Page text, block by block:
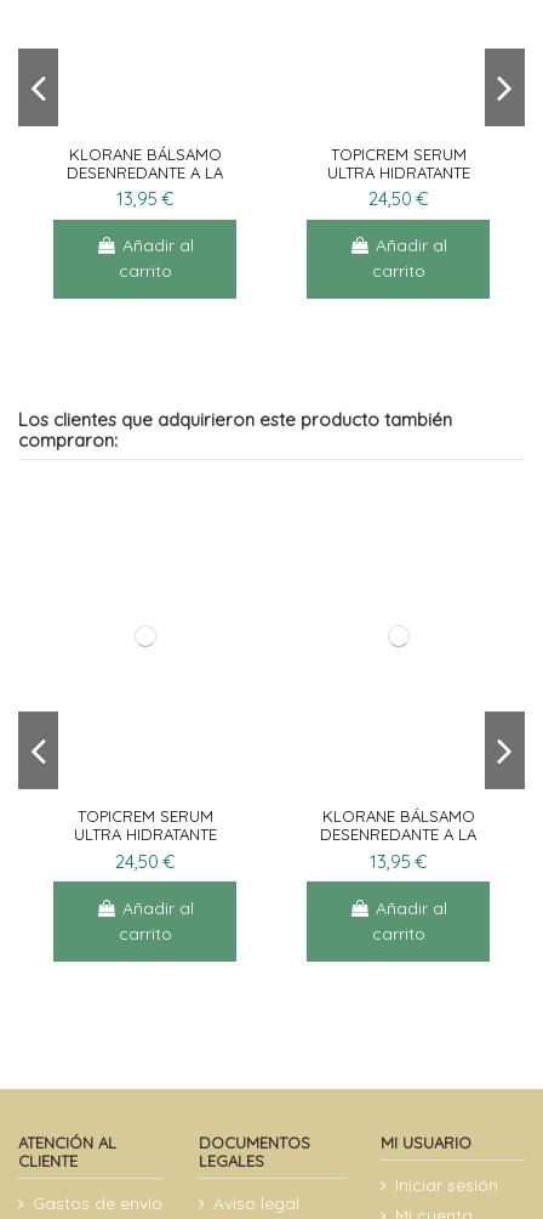
KLORANE BÁLSAMO
DESENREDANTE A LA
MANTECA DE MANGO
150ML
13,95 €
Añadir al
carrito
TOPICREM SERUM
ULTRA HIDRATANTE
30ML
24,50 €
Añadir al
carrito
Los clientes que adquirieron este producto también
compraron:
TOPICREM SERUM
ULTRA HIDRATANTE
30ML
24,50 €
Añadir al
carrito
KLORANE BÁLSAMO
DESENREDANTE A LA
MANTECA DE MANGO
150ML
13,95 €
Añadir al
carrito
ATENCIÓN AL
CLIENTE
Gastos de envío
DOCUMENTOS
LEGALES
Aviso legal
MI USUARIO
Iniciar sesión